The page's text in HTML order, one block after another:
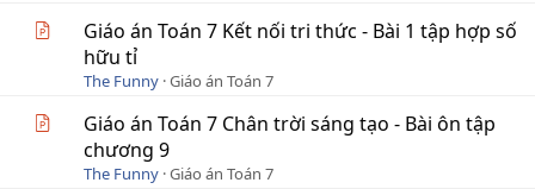
Giáo án Toán 7 Kết nối tri thức - Bài 1 tập hợp số
hữu tỉ
The Funny Giáo án Toán 7
Giáo án Toán 7 Chân trời sáng tạo - Bài ôn tập
chương 9
The Funny Giáo án Toán 7